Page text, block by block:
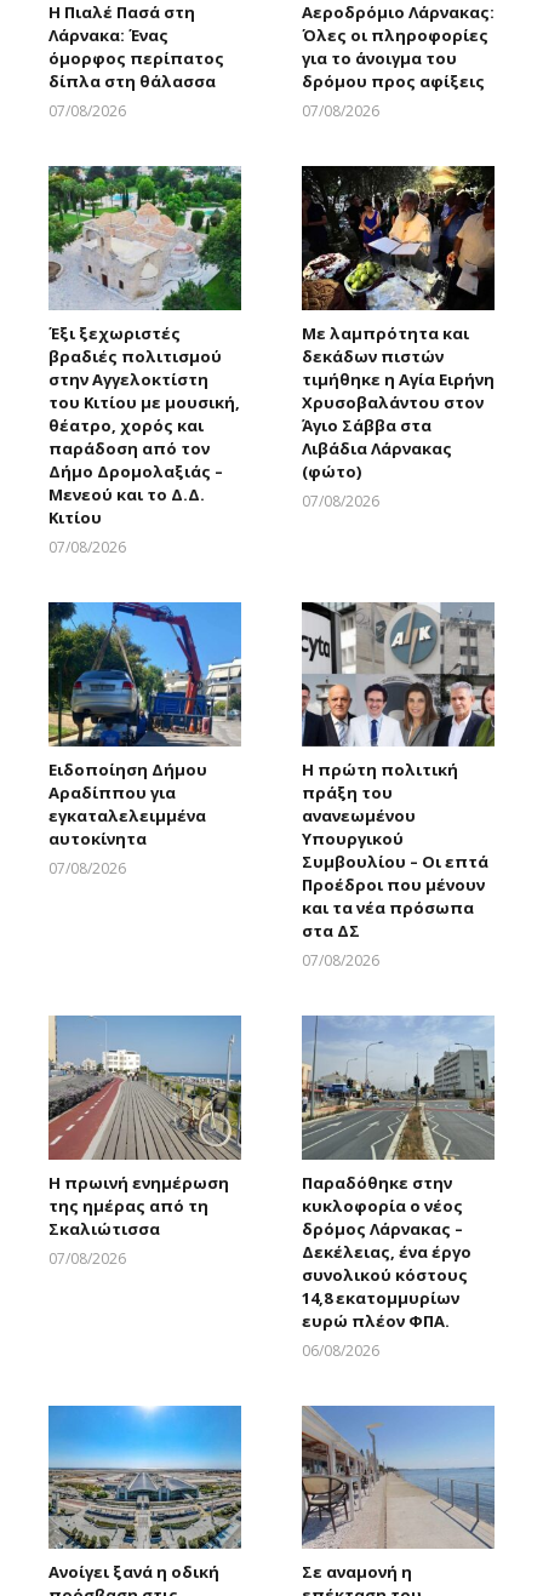
Η Πιαλέ Πασά στη
Λάρνακα: Ένας
όμορφος περίπατος
δίπλα στη θάλασσα
07/08/2026
Αεροδρόμιο Λάρνακας:
Όλες οι πληροφορίες
για το άνοιγμα του
δρόμου προς αφίξεις
07/08/2026
Έξι ξεχωριστές
βραδιές πολιτισμού
στην Αγγελοκτίστη
του Κιτίου με μουσική,
θέατρο, χορός και
παράδοση από τον
Δήμο Δρομολαξιάς –
Μενεού και το Δ.Δ.
Κιτίου
07/08/2026
Με λαμπρότητα και
δεκάδων πιστών
τιμήθηκε η Αγία Ειρήνη
Χρυσοβαλάντου στον
Άγιο Σάββα στα
Λιβάδια Λάρνακας
(φώτο)
07/08/2026
Ειδοποίηση Δήμου
Αραδίππου για
εγκαταλελειμμένα
αυτοκίνητα
07/08/2026
Η πρώτη πολιτική
πράξη του
ανανεωμένου
Υπουργικού
Συμβουλίου – Οι επτά
Προέδροι που μένουν
και τα νέα πρόσωπα
στα ΔΣ
07/08/2026
Η πρωινή ενημέρωση
της ημέρας από τη
Σκαλιώτισσα
07/08/2026
Παραδόθηκε στην
κυκλοφορία ο νέος
δρόμος Λάρνακας –
Δεκέλειας, ένα έργο
συνολικού κόστους
14,8 εκατομμυρίων
ευρώ πλέον ΦΠΑ.
06/08/2026
Ανοίγει ξανά η οδική
Σε αναμονή η